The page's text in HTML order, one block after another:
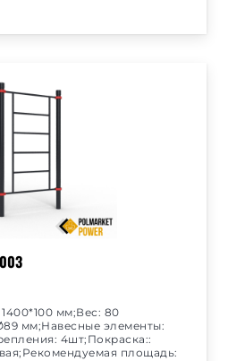
мм;Вес: 80
мм;Навесные элементы:
4шт;Покраска::
площадь: